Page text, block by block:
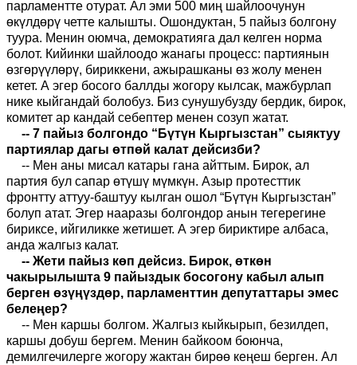
парламентте отурат. Ал эми 500 миң шайлоочунун
өкүлдөрү четте калышты. Ошондуктан, 5 пайыз болгону
туура. Менин оюмча, демократияга дал келген норма
болот. Кийинки шайлоодо жанагы процесс: партиянын
өзгөрүүлөрү, бириккени, ажырашканы өз жолу менен
кетет. А эгер босого баллды жогору кылсак, мажбурлап
нике кыйгандай болобуз. Биз сунушубузду бердик, бирок,
комитет ар кандай себептер менен созуп жатат.
-- 7 пайыз болгондо “Бүтүн Кыргызстан” сыяктуу
партиялар дагы өтпөй калат дейсизби?
-- Мен аны мисал катары гана айттым. Бирок, ал
партия бул сапар өтүшү мүмкүн. Азыр протесттик
фронтту аттуу-баштуу кылган ошол “Бүтүн Кыргызстан”
болуп атат. Эгер нааразы болгондор анын тегерегине
бириксе, ийгиликке жетишет. А эгер бириктире албаса,
анда жалгыз калат.
-- Жети пайыз көп дейсиз. Бирок, өткөн
чакырылышта 9 пайыздык босогону кабыл алып
берген өзүңүздөр, парламенттин депутаттары эмес
белеңер?
-- Мен каршы болгом. Жалгыз кыйкырып, безилдеп,
каршы добуш бергем. Менин байкоом боюнча,
демилгечилерге жогору жактан бирөө кеңеш берген. Ал